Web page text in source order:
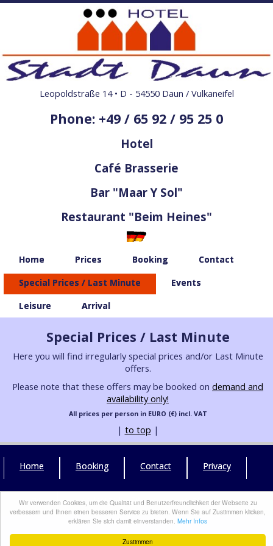
Zustimmen
Wir verwenden Cookies, um die Qualität und Benutzerfreundlichkeit der Webseite zu
verbessern und Ihnen einen besseren Service zu bieten. Wenn Sie auf Zustimmen klicken,
erklären Sie sich damit einverstanden. Mehr Infos
Leopoldstraße 14 • D - 54550 Daun / Vulkaneifel
Phone: +49 / 65 92 / 95 25 0
Hotel
Café Brasserie
Bar "Maar Y Sol"
Restaurant "Beim Heines"
Home Prices Booking
Contact
Special Prices / Last Minute
Events
Leisure
Arrival
Special Prices / Last Minute
Here you will find irregularly special prices and/or Last Minute
offers.
Please note that these offers may be booked on demand and
availability only!
All prices per person in EURO (€) incl. VAT
| to top |
Home Booking Contact Privacy
Login Webdesign by Eifeler Webdesign